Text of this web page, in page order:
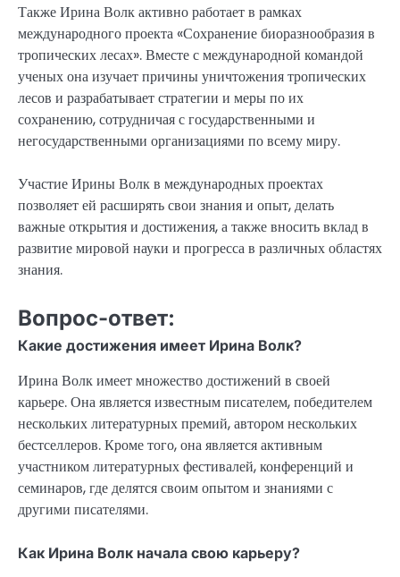
Также Ирина Волк активно работает в рамках
международного проекта «Сохранение биоразнообразия в
тропических лесах». Вместе с международной командой
ученых она изучает причины уничтожения тропических
лесов и разрабатывает стратегии и меры по их
сохранению, сотрудничая с государственными и
негосударственными организациями по всему миру.
Участие Ирины Волк в международных проектах
позволяет ей расширять свои знания и опыт, делать
важные открытия и достижения, а также вносить вклад в
развитие мировой науки и прогресса в различных областях
знания.
Вопрос-ответ:
Какие достижения имеет Ирина Волк?
Ирина Волк имеет множество достижений в своей
карьере. Она является известным писателем, победителем
нескольких литературных премий, автором нескольких
бестселлеров. Кроме того, она является активным
участником литературных фестивалей, конференций и
семинаров, где делятся своим опытом и знаниями с
другими писателями.
Как Ирина Волк начала свою карьеру?